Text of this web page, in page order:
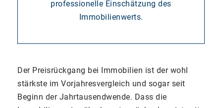
Der Preisrückgang bei Immobilien ist der wohl
stärkste im Vorjahresvergleich und sogar seit
Beginn der Jahrtausendwende. Dass die